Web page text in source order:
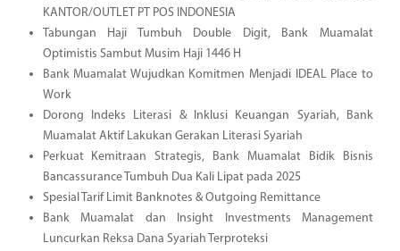
KANTOR/OUTLET PT POS INDONESIA
Tabungan Haji Tumbuh Double Digit, Bank Muamalat
Optimistis Sambut Musim Haji 1446 H
Bank Muamalat Wujudkan Komitmen Menjadi IDEAL Place to
Work
Dorong Indeks Literasi & Inklusi Keuangan Syariah, Bank
Muamalat Aktif Lakukan Gerakan Literasi Syariah
Perkuat Kemitraan Strategis, Bank Muamalat Bidik Bisnis
Bancassurance Tumbuh Dua Kali Lipat pada 2025
Spesial Tarif Limit Banknotes & Outgoing Remittance
Bank Muamalat dan Insight Investments Management
Luncurkan Reksa Dana Syariah Terproteksi